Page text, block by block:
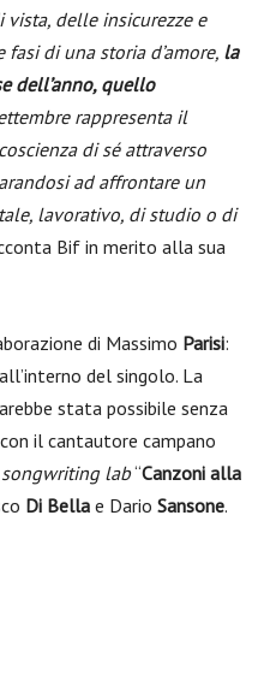
delle insicurezze e
di una storia d’amore, la
dell’anno, quello
rappresenta il
di sé attraverso
ad affrontare un
lavorativo, di studio o di
Bif in merito alla sua
di Massimo Parisi:
del singolo. La
stata possibile senza
il cantautore campano
songwriting lab“Canzoni alla
Di Bella e Dario Sansone.